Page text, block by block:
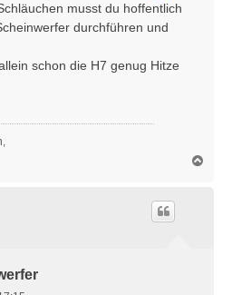
musst du hoffentlich
durchführen und
schon die H7 genug Hitze